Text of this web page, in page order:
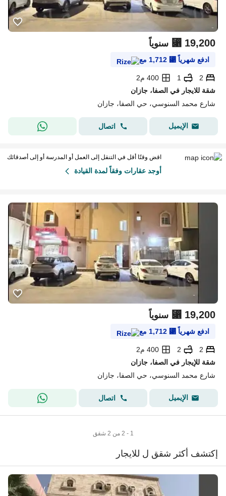
⃁ 19,200 سنوياً
ادفع شهرياً ⃁
1,712 مع
2
1
400 م2
شقة للايجار في الصفا، جازان
شارع محمد السنوسي، حي الصفا، جازان
الإيميل اتصال
اقض وقتًا أقل في التنقل إلى العمل أو المدرسة أو إلى أصدقائك
أوجد عقارات وفقاً لمدة القيادة
⃁ 19,200 سنوياً
ادفع شهرياً ⃁
1,712 مع
2
2
400 م2
شقة للإيجار في الصفا، جازان
شارع محمد السنوسي، حي الصفا، جازان
الإيميل اتصال
1 - 2 من 2 شقق
إكتشف أكثر شقق ل للايجار